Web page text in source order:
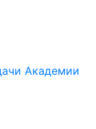
Академии